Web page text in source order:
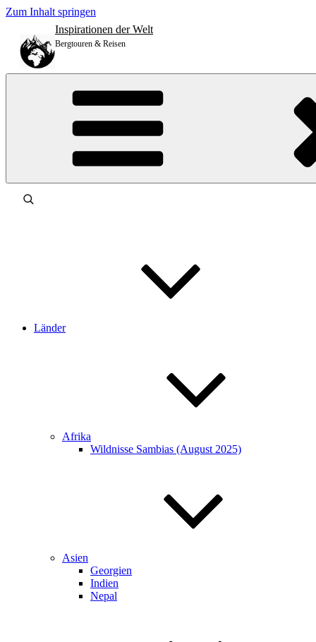
Zum Inhalt springen
Inspirationen der Welt
Bergtouren & Reisen
Länder
Afrika
Wildnisse Sambias (August 2025)
Asien
Georgien
Indien
Nepal